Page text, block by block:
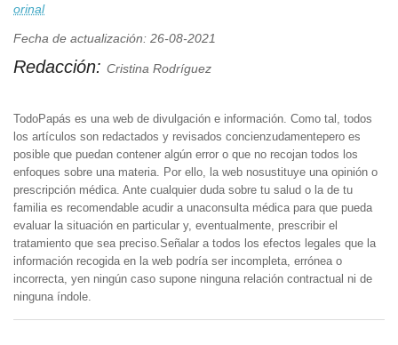
orinal
Fecha de actualización: 26-08-2021
Redacción: Cristina Rodríguez
TodoPapás es una web de divulgación e información. Como tal, todos
los artículos son redactados y revisados concienzudamentepero es
posible que puedan contener algún error o que no recojan todos los
enfoques sobre una materia. Por ello, la web nosustituye una opinión o
prescripción médica. Ante cualquier duda sobre tu salud o la de tu
familia es recomendable acudir a unaconsulta médica para que pueda
evaluar la situación en particular y, eventualmente, prescribir el
tratamiento que sea preciso.Señalar a todos los efectos legales que la
información recogida en la web podría ser incompleta, errónea o
incorrecta, yen ningún caso supone ninguna relación contractual ni de
ninguna índole.